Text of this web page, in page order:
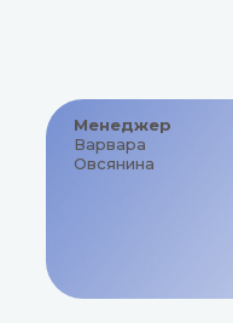
Менеджер
Варвара
Овсянина